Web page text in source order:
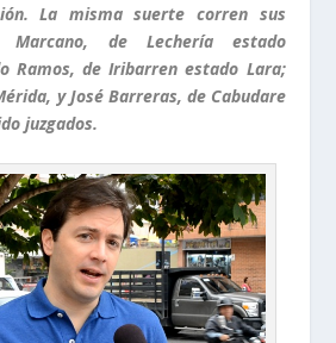
La misma suerte corren sus
Marcano, de Lechería estado
Ramos, de Iribarren estado Lara;
y José Barreras, de Cabudare
juzgados.